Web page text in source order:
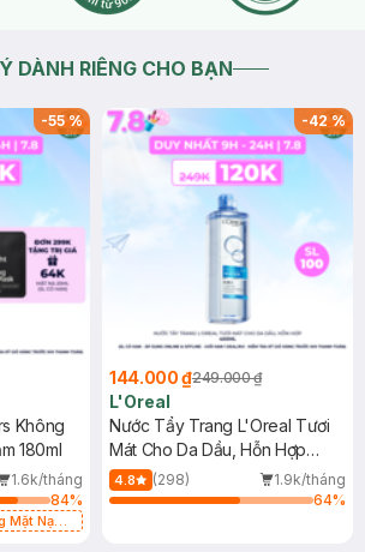
DÀNH RIÊNG CHO BẠN
-55%
Không
180ml
1.6k/tháng
84%
Mặt Nạ
-42%
144.000 ₫249.000 ₫
L'Oreal
Nước Tẩy Trang L'Oreal Tươi
Mát Cho Da Dầu, Hỗn Hợp
400ml
4.8 (298)
1.9k/tháng
64%